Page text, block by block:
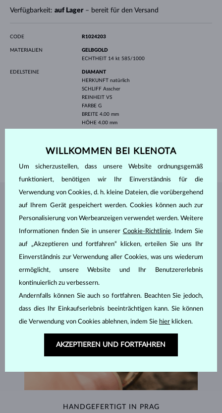
Verfügbarkeit: auf Lager– bereit für den Versand
CODE R1024203
MATERIALIEN
GELBGOLD
ECHTHEIT 14 kt 585/1000
EDELSTEINE
DIAMANT
HERKUNFT natürlich
SCHLIFF Asscher
REINHEIT VS
FARBE G
BREITE 4.00 mm
HÖHE 4.00 mm
SCHMUCK AUS DEMKLENOTA ATELIER
HANDGEFERTIGT IN PRAG
WILLKOMMEN BEI KLENOTA
Um sicherzustellen, dass unsere Website ordnungsgemäß
funktioniert, benötigen wir Ihr Einverständnis für die
Verwendung von Cookies, d. h. kleine Dateien, die vorübergehend
auf Ihrem Gerät gespeichert werden. Cookies können auch zur
Personalisierung von Werbeanzeigen verwendet werden. Weitere
Informationen finden Sie in unserer Cookie-Richtlinie. Indem Sie
auf „Akzeptieren und fortfahren“ klicken, erteilen Sie uns Ihr
Einverständnis zur Verwendung aller Cookies, was uns wiederum
ermöglicht, unsere Website und Ihr Benutzererlebnis
kontinuierlich zu verbessern.
Andernfalls können Sie auch so fortfahren. Beachten Sie jedoch,
dass dies Ihr Einkaufserlebnis beeinträchtigen kann. Sie können
die Verwendung von Cookies ablehnen, indem Sie hier klicken.
AKZEPTIEREN UND FORTFAHREN